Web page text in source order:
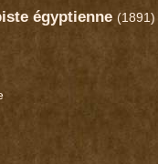
égyptienne(1891)